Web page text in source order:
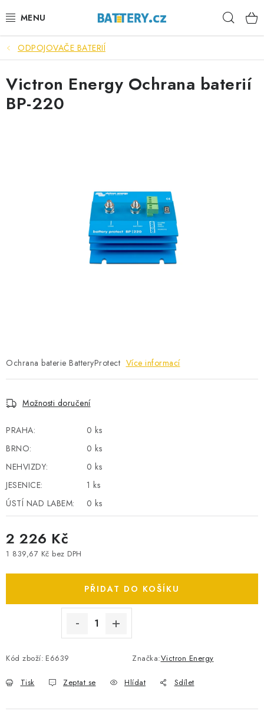
na
VÝHODNÉ SETY
SLUŽBY
AUTOBATERIE
STANIČNÍ BATERIE
BATERIOVÉ BOXY
MĚNIČE NAPĚTÍ
TESTERY BATERIÍ
BATERIE PRO VYSAVAČE
SPOTŘEBNÍ BATERIE
PŘÍSLUŠENSTVÍ
DOPRAVA ZDARMA
POŠTOVNÉ A DOPRAVA
KONFIGURÁTOR AUTOBATERIÍ
O NÁS
JAK NA TO S BATTERY.CZ
ČASTO KLADENÉ OTÁZKY, FAQ
ODPOJOVAČE BATERIÍ
Ochrana baterie BatteryProtect Více informací
Možnosti doručení
PRAHA:
0 ks
BRNO:
0 ks
NEHVIZDY:
0 ks
JESENICE:
1 ks
ÚSTÍ NAD LABEM:
0 ks
2 226 Kč
1 839,67 Kč bez DPH
PŘIDAT DO KOŠÍKU
Kód zboží: E6639 Značka:Victron Energy
Tisk Zeptat se Hlídat Sdílet
Victron Energy Ochrana baterií
BP-220